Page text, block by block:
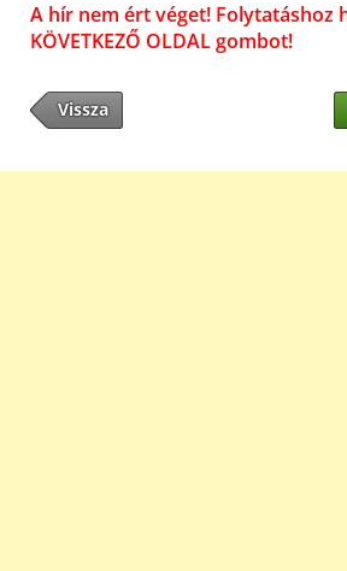
A hír nem ért véget! Folytatáshoz
KÖVETKEZŐ OLDAL gombot!
Vissza